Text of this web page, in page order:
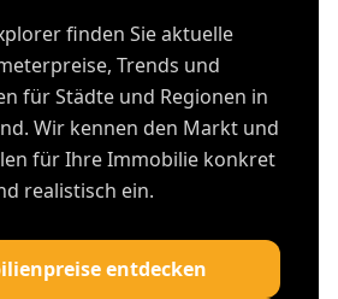
finden Sie aktuelle
Trends und
für Städte und Regionen in
Wir kennen den Markt und
für Ihre Immobilie konkret
realistisch ein.
entdecken